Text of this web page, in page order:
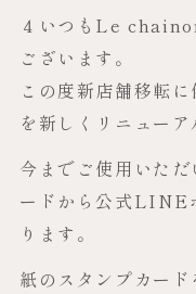
４いつもLe
ございます。
この度新店舗移転
を新しくリニューア
今までご使用いた
ードから公式LINE
ります。
紙のスタンプカー